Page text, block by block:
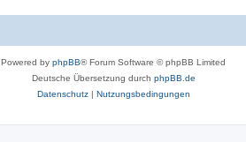
Powered by phpBB® Forum Software © phpBB Limited
Deutsche Übersetzung durch phpBB.de
Datenschutz| Nutzungsbedingungen